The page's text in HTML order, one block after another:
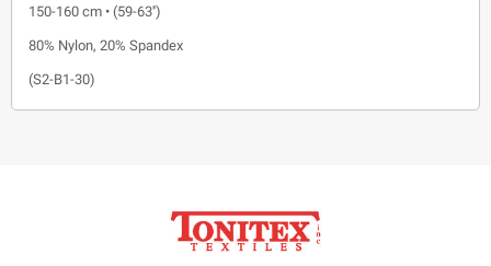
150-160 cm • (59-63'')
80% Nylon, 20% Spandex
(S2-B1-30)